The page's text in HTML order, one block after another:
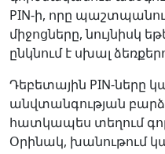
PIN-ի, որը
միջոցները, նույնիսկ
ընկնում է սխալ
Դեբետային PIN-ները
անվտանգության
հատկապես տեղում
Օրինակ, խանութում